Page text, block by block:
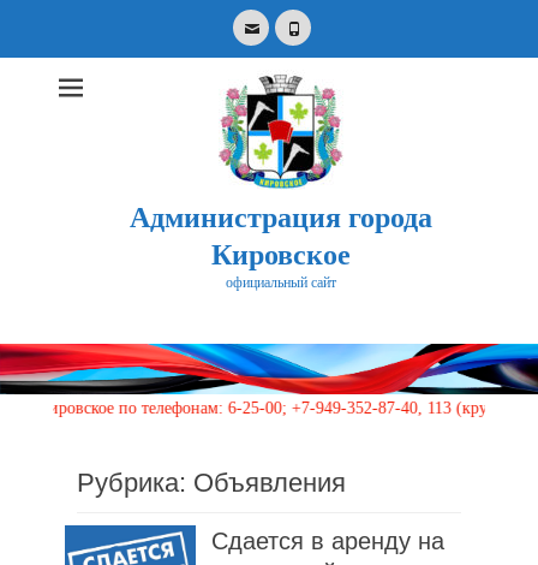
EmailPhone
Администрация города
Кировское
официальный сайт
for:
по телефонам: 6-25-00; +7-949-352-87-40, 113 (круглосуточно)
Рубрика: Объявления
Сдается в аренду на